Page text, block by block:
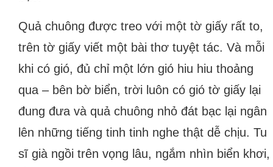
Quả chuông được treo với một tờ giấy rất to,
trên tờ giấy viết một bài thơ tuyệt tác. Và mỗi
khi có gió, đủ chỉ một lớn gió hiu hiu thoảng
qua – bên bờ biển, trời luôn có gió tờ giấy lại
đung đưa và quả chuông nhỏ đát bạc lại ngân
lên những tiếng tinh tinh nghe thật dễ chịu. Tu
sĩ già ngồi trên vọng lâu, ngắm nhìn biển khơi,